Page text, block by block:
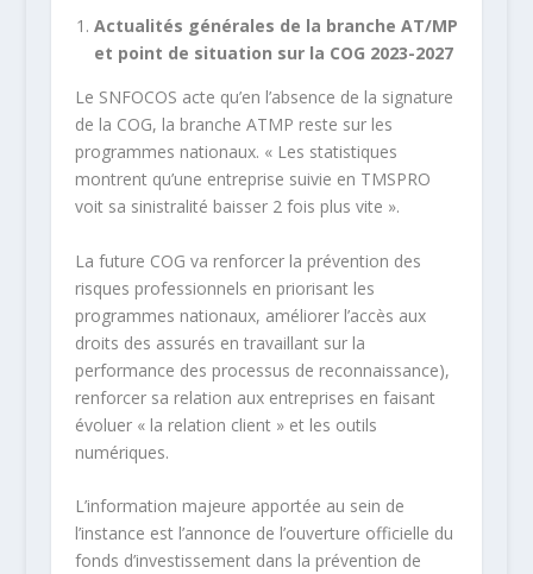
Actualités générales de la branche AT/MP
et point de situation sur la COG 2023-2027
Le SNFOCOS acte qu’en l’absence de la signature
de la COG, la branche ATMP reste sur les
programmes nationaux. « Les statistiques
montrent qu’une entreprise suivie en TMSPRO
voit sa sinistralité baisser 2 fois plus vite ».
La future COG va renforcer la prévention des
risques professionnels en priorisant les
programmes nationaux, améliorer l’accès aux
droits des assurés en travaillant sur la
performance des processus de reconnaissance),
renforcer sa relation aux entreprises en faisant
évoluer « la relation client » et les outils
numériques.
L’information majeure apportée au sein de
l’instance est l’annonce de l’ouverture officielle du
fonds d’investissement dans la prévention de